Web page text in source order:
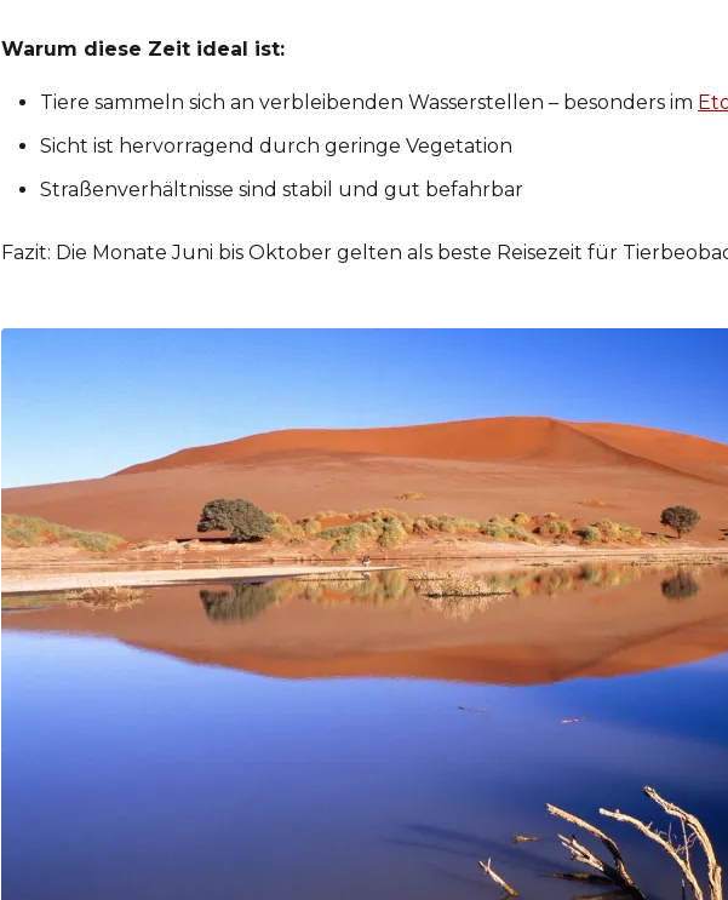
Warum diese Zeit ideal ist:
Tiere sammeln sich an verbleibenden Wasserstellen – besonders im
Sicht ist hervorragend durch geringe Vegetation
Straßenverhältnisse sind stabil und gut befahrbar
Fazit: Die Monate Juni bis Oktober gelten als beste Reisezeit für